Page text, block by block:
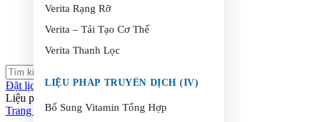
Verita Rạng Rỡ
Verita – Tái Tạo Cơ Thể
Verita Thanh Lọc
LIỆU PHÁP TRUYỀN DỊCH (IV)
Bổ Sung Vitamin Tổng Hợp
Đặt lịch ngay
Liệu pháp truyền dịch
Trang chủ> Liệu pháp truyền dịch